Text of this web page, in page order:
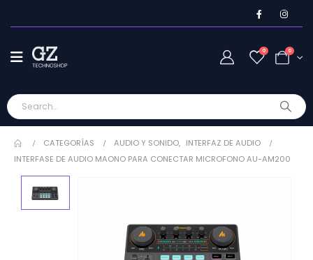
0 0
CATEGORÍAS AUDIO Y SONIDO, INTERFAZ DE AUDIO
INTERFASE DE AUDIO MAONO PARA CONECTAR MICROFONO AU-AM200